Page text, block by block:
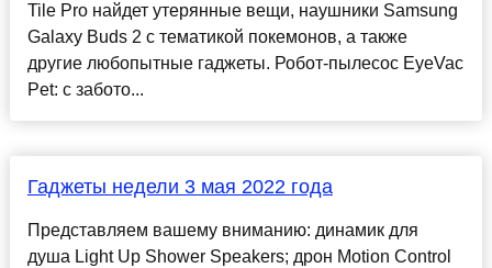
Tile Pro найдет утерянные вещи, наушники Samsung
Galaxy Buds 2 с тематикой покемонов, а также
другие любопытные гаджеты. Робот-пылесос EyeVac
Pet: с забото...
Гаджеты недели 3 мая 2022 года
Представляем вашему вниманию: динамик для
душа Light Up Shower Speakers; дрон Motion Control